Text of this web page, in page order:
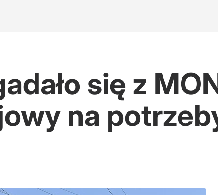
po polsku
się z
na